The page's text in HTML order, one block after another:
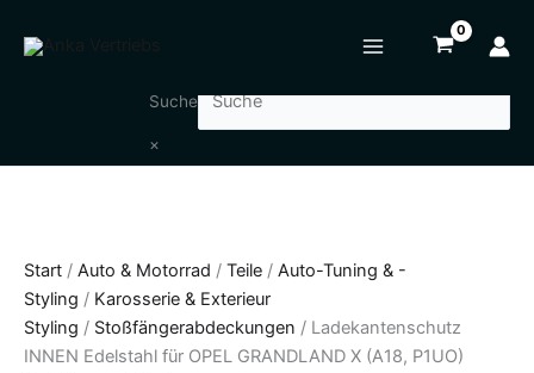
Inhalt
Suche
×
Start / Auto & Motorrad / Teile / Auto-Tuning & -
Styling / Karosserie & Exterieur
Styling / Stoßfängerabdeckungen / Ladekantenschutz
INNEN Edelstahl für OPEL GRANDLAND X (A18, P1UO)
INNEN
Menge